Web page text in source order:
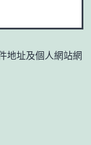
地址及個人網站網